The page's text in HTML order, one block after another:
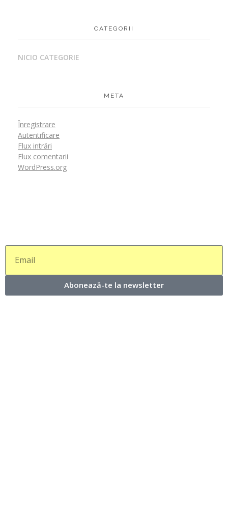
CATEGORII
NICIO CATEGORIE
META
Înregistrare
Autentificare
Flux intrări
Flux comentarii
WordPress.org
Abonează-te la newsletter